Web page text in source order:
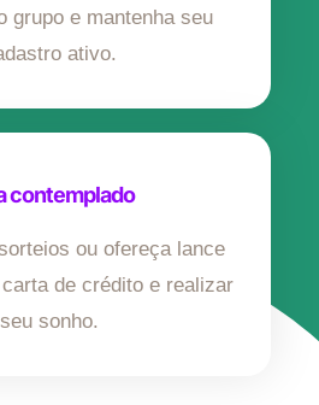
grupo e mantenha seu
ativo.
contemplado
ou ofereça lance
de crédito e realizar
seu sonho.